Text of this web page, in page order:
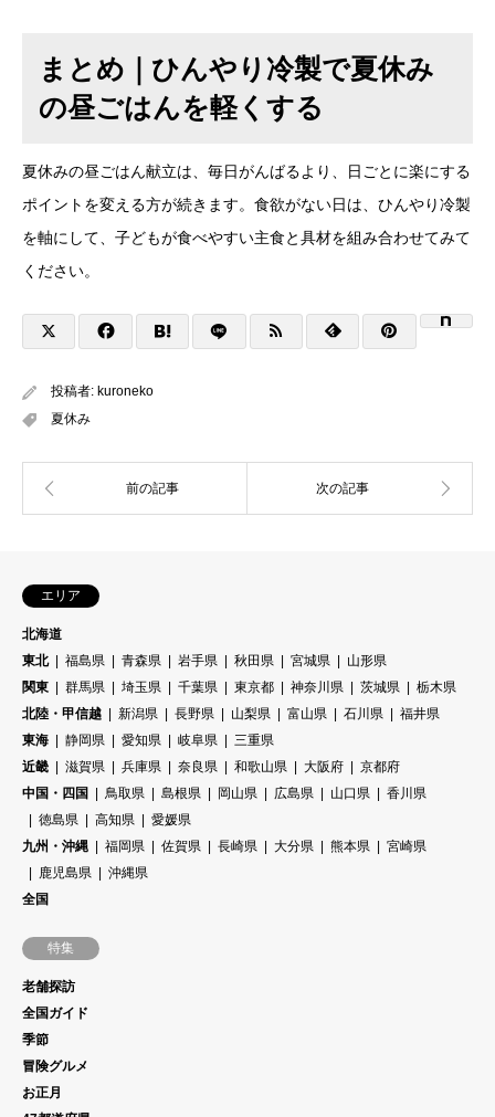
まとめ｜ひんやり冷製で夏休み
の昼ごはんを軽くする
夏休みの昼ごはん献立は、毎日がんばるより、日ごとに楽にする
ポイントを変える方が続きます。食欲がない日は、ひんやり冷製
を軸にして、子どもが食べやすい主食と具材を組み合わせてみて
ください。
投稿者: kuroneko
夏休み
エリア
北海道
東北
福島県 青森県 岩手県 秋田県 宮城県
山形県
関東
群馬県 埼玉県 千葉県 東京都 神奈川県 茨城県
栃木県
北陸・甲信越
新潟県 長野県 山梨県 富山県 石川県
福井県
東海
静岡県 愛知県 岐阜県
三重県
近畿
滋賀県 兵庫県 奈良県 和歌山県 大阪府
京都府
中国・四国
鳥取県 島根県 岡山県 広島県 山口県
香川県
徳島県
高知県
愛媛県
九州・沖縄
福岡県 佐賀県 長崎県 大分県 熊本県
宮崎県
鹿児島県
沖縄県
全国
特集
老舗探訪
全国ガイド
季節
冒険グルメ
お正月